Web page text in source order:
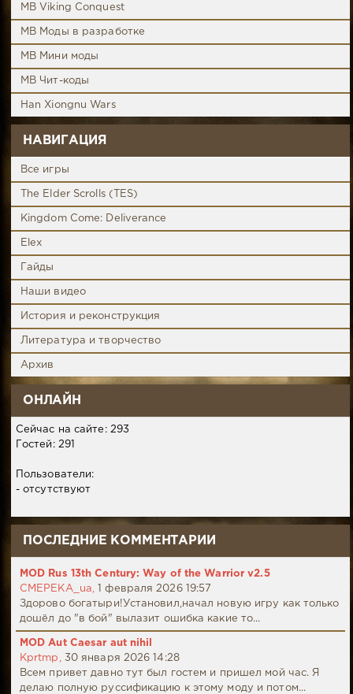
MB Viking Conquest
MB Моды в разработке
MB Мини моды
MB Чит-коды
Han Xiongnu Wars
НАВИГАЦИЯ
Все игры
The Elder Scrolls (TES)
Kingdom Come: Deliverance
Elex
Гайды
Наши видео
История и реконструкция
Литература и творчество
Архив
ОНЛАЙН
Сейчас на сайте: 293
Гостей: 291
Пользователи:
- отсутствуют
ПОСЛЕДНИЕ КОММЕНТАРИИ
MOD Rus 13th Century: Way of the Warrior v2.5
CMEPEKA_ua,
1 февраля 2026 19:57
Здорово богатыри!Установил,начал новую игру как только
дошёл до "в бой" вылазит ошибка какие то...
MOD Aut Caesar aut nihil
Kprtmp, 30 января 2026 14:28
Всем привет давно тут был гостем и пришел мой час. Я
делаю полную руссификацию к этому моду и потом...